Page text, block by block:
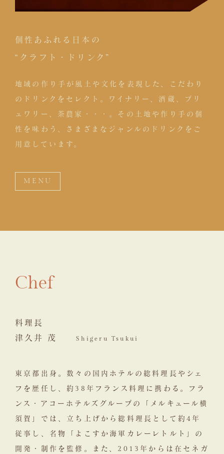
個性あふれる日本の
“クラフト・ドリンク”
地域の作り手が風土や文化を表現した、こだわり
のドリンクをセレクト。ワイナリー、酒蔵、ブリ
ュワリー、茶農家・・・。その土地や作り手の個
性を味わう、さまざまなジャンルのドリンクをご
用意しています。
MENU
Chef
料理長
津久井 茂Shigeru Tsukui
東京都出身。数々の国内ホテルの総料理長やシェ
フを歴任し、約38年フランス料理に携わる。フラ
ンス・アコーホテルズグループの「メルキュール横
須賀」では、立ち上げから総料理長として約4年
従事し、名物「よこすか海軍カレーレトルト」の
開発・制作を監修。また、2013年からは在セネガ